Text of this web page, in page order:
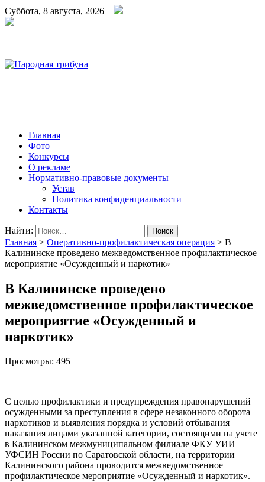
Суббота, 8 августа, 2026
Главная
Фото
Конкурсы
О рекламе
Нормативно-правовые документы
Устав
Политика конфиденциальности
Контакты
Найти:
Главная > Оперативно-профилактическая операция > В
Калининске проведено межведомственное профилактическое
мероприятие «Осужденный и наркотик»
В Калининске проведено
межведомственное профилактическое
мероприятие «Осужденный и
наркотик»
Просмотры: 495
С целью профилактики и предупреждения правонарушений
осужденными за преступления в сфере незаконного оборота
наркотиков и выявления порядка и условий отбывания
наказания лицами указанной категории, состоящими на учете
в Калининском межмуниципальном филиале ФКУ УИИ
УФСИН России по Саратовской области, на территории
Калининского района проводится межведомственное
профилактическое мероприятие «Осужденный и наркотик».